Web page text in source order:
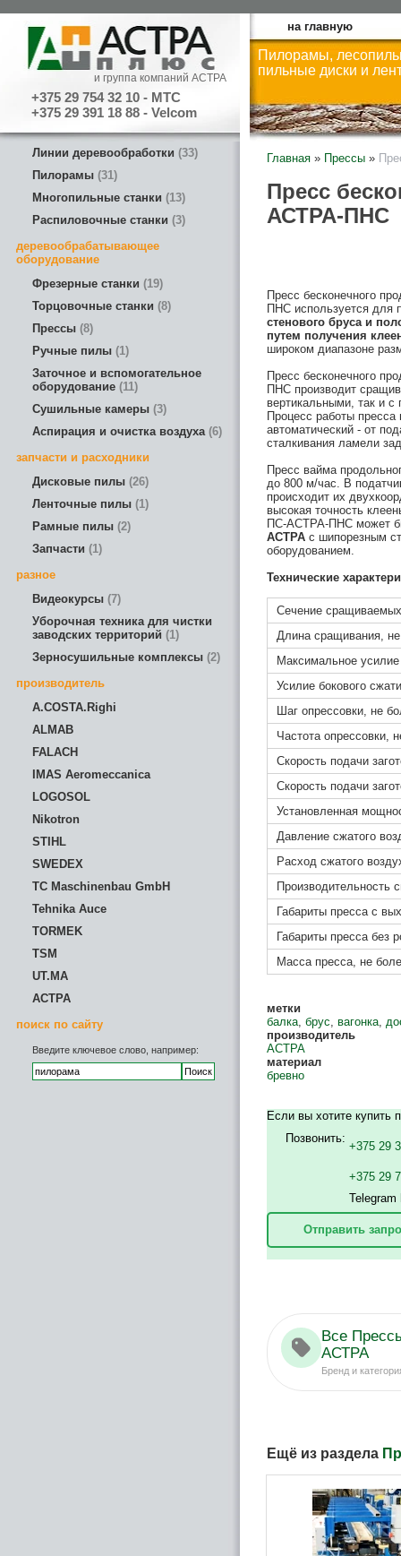
и группа компаний АСТРА
+375 29 754 32 10 - МТС
+375 29 391 18 88 - Velcom
на главную
Пилорамы,
пильные диски и
Линии деревообработки 33
Пилорамы 31
Многопильные станки
13
Распиловочные станки 3
деревообрабатывающее
оборудование
Фрезерные станки
19
Торцовочные станки 8
Прессы 8
Ручные пилы 1
Заточное и вспомогательное
оборудование 11
Сушильные камеры 3
Аспирация и очистка воздуха 6
запчасти и расходники
Дисковые пилы 26
Ленточные пилы 1
Рамные пилы 2
Запчасти
1
разное
Видеокурсы 7
Уборочная техника для чистки
заводских территорий
1
Зерносушильные комплексы 2
производитель
A.COSTA.Righi
ALMAB
FALACH
IMAS Aeromeccanica
LOGOSOL
Nikotron
STIHL
SWEDEX
TC Maschinenbau GmbH
Tehnika Auce
TORMEK
TSM
UT.MA
АСТРА
поиск по сайту
Введите ключевое слово, например:
Главная » Прессы »
Пресс
АСТРА-ПНС
Пресс бесконечного
ПНС используется для
стенового бруса и
путем получения
широком диапазоне
Пресс бесконечного
ПНС производит
вертикальными, так и
Процесс работы
автоматический - от
сталкивания ламели
Пресс вайма
до 800 м/час. В
происходит их
высокая точность
ПС-АСТРА-ПНС может
АСТРА с шипорезным
оборудованием.
Технические
Сечение
Длина сращивания,
Максимальное
Усилие бокового
Шаг опрессовки, не
Частота опрессовки,
Скорость подачи
Скорость подачи
Установленная
Давление сжатого
Расход сжатого
Производительность
Габариты пресса с
Габариты пресса без
Масса пресса, не
метки
балка, брус, вагонка,
производитель
АСТРА
материал
бревно
Если вы хотите
Позвонить:
+375 29
+375 29
Отправить
Все
АСТРА
Бренд и
Ещё из раздела